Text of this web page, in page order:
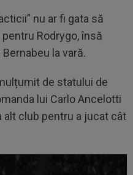
nu ar fi gata să
Rodrygo, însă
la vară.
de statului de
lui Carlo Ancelotti
alt club pentru a jucat cât